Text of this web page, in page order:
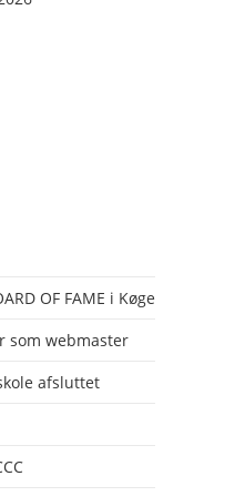
OF FAME i Køge
som webmaster
afsluttet